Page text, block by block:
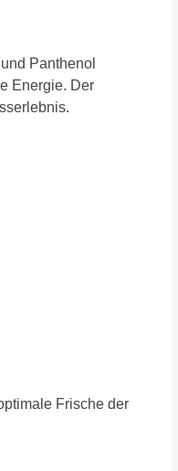
Panthenol
Energie. Der
Frische der